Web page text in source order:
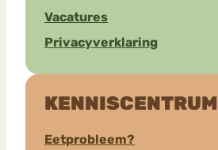
Vacatures
Privacyverklaring
KENNISCENTRUM
Eetprobleem?